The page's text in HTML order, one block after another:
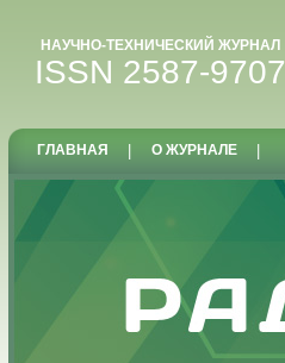
НАУЧНО-ТЕХНИЧЕСКИЙ ЖУРНАЛ
ISSN 2587-9707
ГЛАВНАЯ О ЖУРНАЛЕ